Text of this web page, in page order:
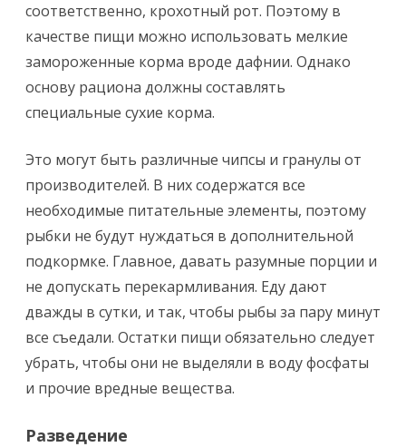
соответственно, крохотный рот. Поэтому в
качестве пищи можно использовать мелкие
замороженные корма вроде дафнии. Однако
основу рациона должны составлять
специальные сухие корма.
Это могут быть различные чипсы и гранулы от
производителей. В них содержатся все
необходимые питательные элементы, поэтому
рыбки не будут нуждаться в дополнительной
подкормке. Главное, давать разумные порции и
не допускать перекармливания. Еду дают
дважды в сутки, и так, чтобы рыбы за пару минут
все съедали. Остатки пищи обязательно следует
убрать, чтобы они не выделяли в воду фосфаты
и прочие вредные вещества.
Разведение